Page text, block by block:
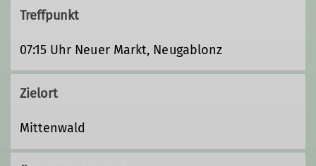
Treffpunkt
07:15 Uhr Neuer Markt, Neugablonz
Zielort
Mittenwald